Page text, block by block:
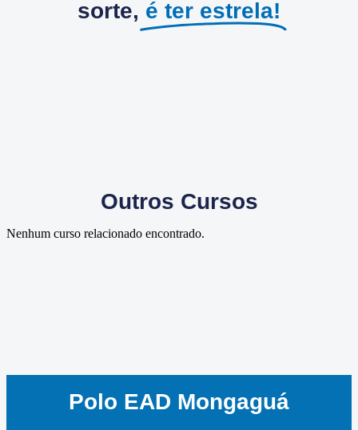
sorte, é ter estrela!
Outros Cursos
Nenhum curso relacionado encontrado.
Polo EAD Mongaguá